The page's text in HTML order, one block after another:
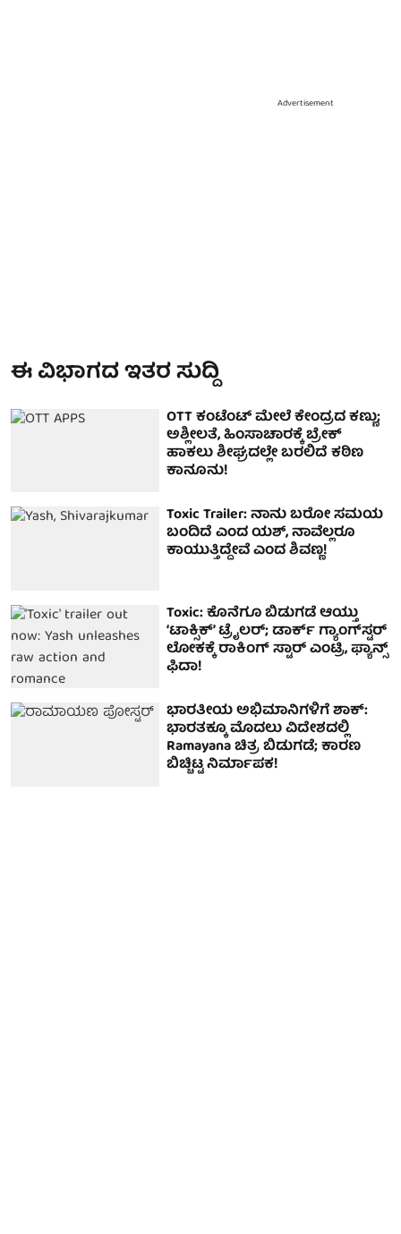
Advertisement
ಈ ವಿಭಾಗದ ಇತರ ಸುದ್ದಿ
OTT ಕಂಟೆಂಟ್ ಮೇಲೆ ಕೇಂದ್ರದ ಕಣ್ಣು;
ಅಶ್ಲೀಲತೆ, ಹಿಂಸಾಚಾರಕ್ಕೆ ಬ್ರೇಕ್
ಹಾಕಲು ಶೀಘ್ರದಲ್ಲೇ ಬರಲಿದೆ ಕಠಿಣ
ಕಾನೂನು!
Toxic Trailer: ನಾನು ಬರೋ ಸಮಯ
ಬಂದಿದೆ ಎಂದ ಯಶ್, ನಾವೆಲ್ಲರೂ
ಕಾಯುತ್ತಿದ್ದೇವೆ ಎಂದ ಶಿವಣ್ಣ!
Toxic: ಕೊನೆಗೂ ಬಿಡುಗಡೆ ಆಯ್ತು
‘ಟಾಕ್ಸಿಕ್’ ಟ್ರೈಲರ್; ಡಾರ್ಕ್‌ ಗ್ಯಾಂಗ್‌ಸ್ಟರ್‌
ಲೋಕಕ್ಕೆ ರಾಕಿಂಗ್‌ ಸ್ಟಾರ್ ಎಂಟ್ರಿ, ಫ್ಯಾನ್ಸ್‌
ಫಿದಾ!
ಭಾರತೀಯ ಅಭಿಮಾನಿಗಳಿಗೆ ಶಾಕ್:
ಭಾರತಕ್ಕೂ ಮೊದಲು ವಿದೇಶದಲ್ಲಿ
Ramayana ಚಿತ್ರ ಬಿಡುಗಡೆ; ಕಾರಣ
ಬಿಚ್ಚಿಟ್ಟ ನಿರ್ಮಾಪಕ!